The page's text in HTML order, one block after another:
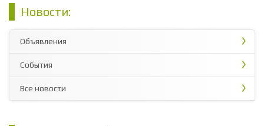
Новости:
Объявления
События
Все новости